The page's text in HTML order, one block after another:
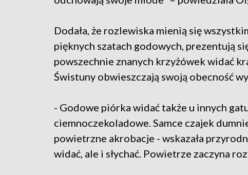
Dodała, że rozlewiska mienią się
pięknych szatach godowych, prezentują
powszechnie znanych krzyżówek widać
Świstuny obwieszczają swoją obecność
- Godowe piórka widać także u innych
ciemnoczekoladowe. Samce czajek
powietrzne akrobacje - wskazała
widać, ale i słychać. Powietrze zaczyna